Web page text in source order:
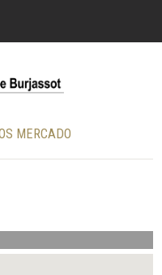
MERCADO